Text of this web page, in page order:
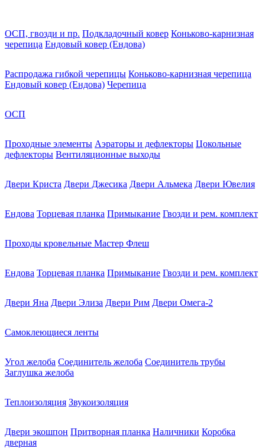
ОСП, гвозди и пр. Подкладочный ковер Коньково-карнизная
черепица Ендовый ковер (Ендова)
Распродажа гибкой черепицы Коньково-карнизная черепица
Ендовый ковер (Ендова) Черепица
ОСП
Проходные элементы Аэраторы и дефлекторы Цокольные
дефлекторы Вентиляционные выходы
Двери Криста Двери Джесика Двери Альмека Двери Ювелия
Ендова Торцевая планка Примыкание Гвозди и рем. комплект
Проходы кровельные Мастер Флеш
Ендова Торцевая планка Примыкание Гвозди и рем. комплект
Двери Яна Двери Элиза Двери Рим Двери Омега-2
Самоклеющиеся ленты
Угол желоба Соединитель желоба Соединитель трубы
Заглушка желоба
Теплоизоляция Звукоизоляция
Двери экошпон Притворная планка Наличники Коробка
дверная